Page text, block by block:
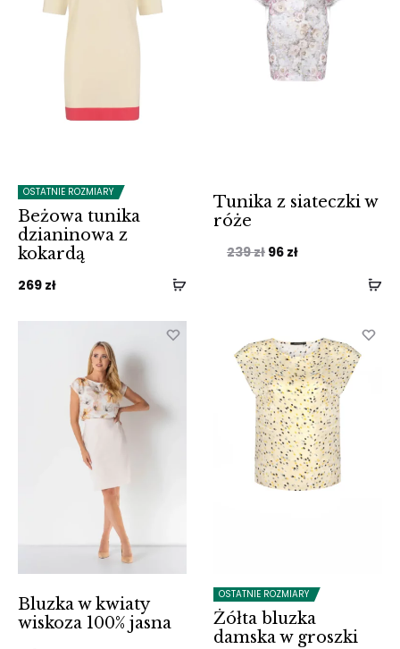
OSTATNIE ROZMIARY
Beżowa tunika
dzianinowa z
kokardą
269 zł
Tunika z siateczki w
róże
239zł Pierwotna
96 złAktualna
Bluzka w kwiaty
wiskoza 100% jasna
OSTATNIE ROZMIARY
Żółta bluzka
damska w groszki